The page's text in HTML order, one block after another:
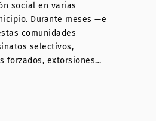
social en varias
Durante meses —e
comunidades
selectivos,
forzados, extorsiones…